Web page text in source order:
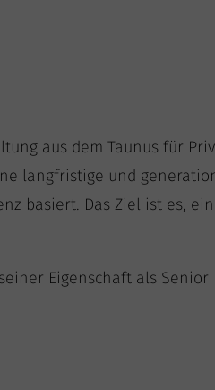
aus dem Tau­nus für
lang­fris­ti­ge und
basiert. Das Ziel ist es,
Eigen­schaft als